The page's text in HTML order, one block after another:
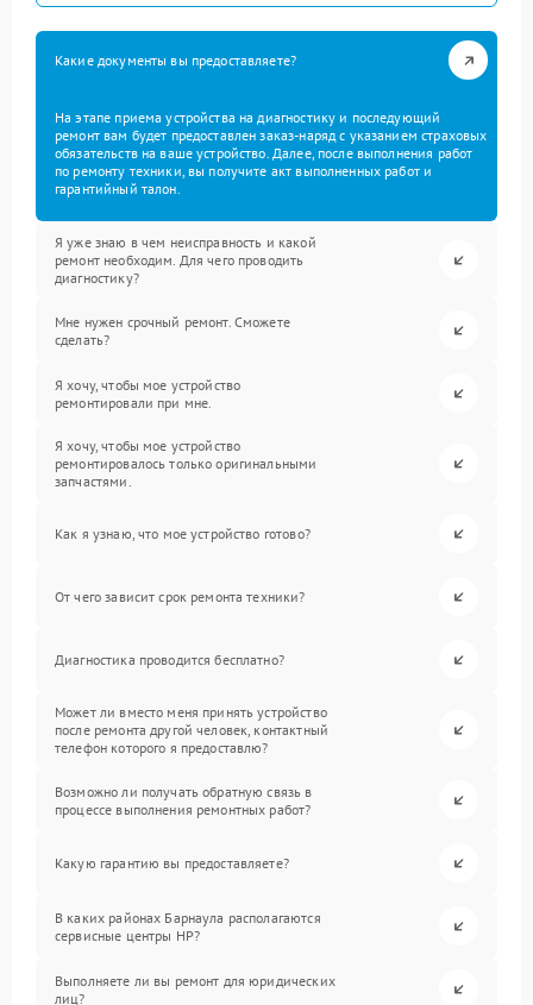
Какие документы вы предоставляете?
На этапе приема устройства на диагностику и последующий
ремонт вам будет предоставлен заказ-наряд с указанием страховых
обязательств на ваше устройство. Далее, после выполнения работ
по ремонту техники, вы получите акт выполненных работ и
гарантийный талон.
Я уже знаю в чем неисправность и какой
ремонт необходим. Для чего проводить
диагностику?
Мне нужен срочный ремонт. Сможете
сделать?
Я хочу, чтобы мое устройство
ремонтировали при мне.
Я хочу, чтобы мое устройство
ремонтировалось только оригинальными
запчастями.
Как я узнаю, что мое устройство готово?
От чего зависит срок ремонта техники?
Диагностика проводится бесплатно?
Может ли вместо меня принять устройство
после ремонта другой человек, контактный
телефон которого я предоставлю?
Возможно ли получать обратную связь в
процессе выполнения ремонтных работ?
Какую гарантию вы предоставляете?
В каких районах Барнаула располагаются
сервисные центры HP?
Выполняете ли вы ремонт для юридических
лиц?